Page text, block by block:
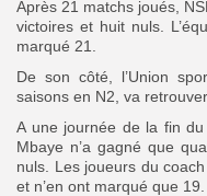
Après 21 matchs joués,
victoires et huit nuls.
marqué 21.
De son côté, l’Union
saisons en N2, va
A une journée de la fin
Mbaye n’a gagné que
nuls. Les joueurs du
et n’en ont marqué que 19.